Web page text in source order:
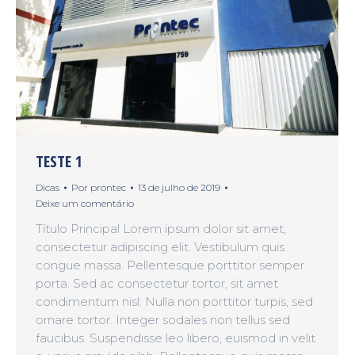
TESTE 1
Dicas Por prontec
13 de julho de 2019
Deixe um comentário
Título Principal Lorem ipsum dolor sit amet,
consectetur adipiscing elit. Vestibulum quis
congue massa. Pellentesque porttitor semper
porta. Sed ac consectetur tortor, sit amet
condimentum nisl. Nulla non porttitor turpis, sed
ornare tortor. Integer sodales non tellus sed
faucibus. Suspendisse leo libero, euismod in velit